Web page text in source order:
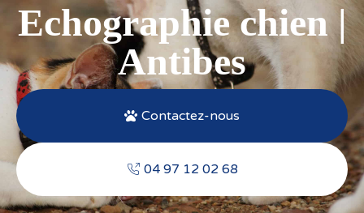
Echographie chien |
Antibes
Contactez-nous
04 97 12 02 68